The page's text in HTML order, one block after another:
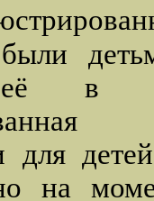
в
для
на